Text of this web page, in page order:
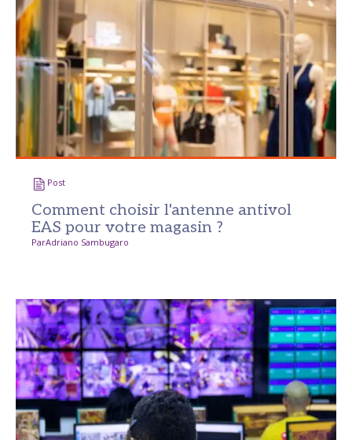
Post
Comment choisir l'antenne antivol
EAS pour votre magasin ?
ParAdriano Sambugaro